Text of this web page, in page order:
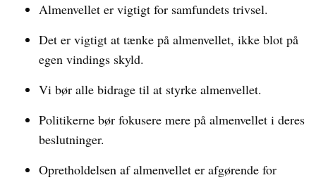
Almenvellet er vigtigt for samfundets trivsel.
Det er vigtigt at tænke på almenvellet, ikke blot på
egen vindings skyld.
Vi bør alle bidrage til at styrke almenvellet.
Politikerne bør fokusere mere på almenvellet i deres
beslutninger.
Opretholdelsen af almenvellet er afgørende for